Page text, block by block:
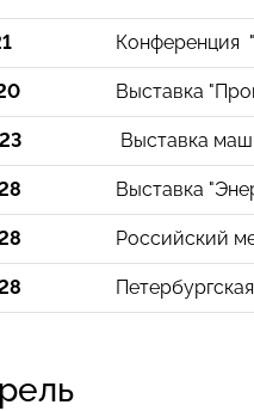
Конференция
Выставка
Выставка
Выставка
Российский